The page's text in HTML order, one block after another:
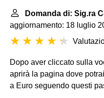
Domanda di: Sig.ra
aggiornamento: 18 luglio
Dopo aver cliccato sulla
aprirà la pagina dove
a Euro seguendo questi